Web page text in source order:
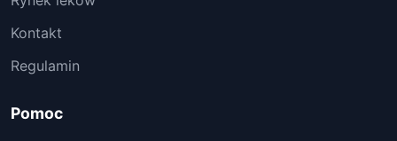
Kontakt
Regulamin
Pomoc